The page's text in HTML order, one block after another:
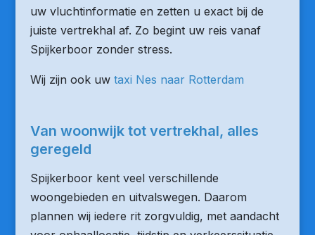
uw vluchtinformatie en zetten u exact bij de
juiste vertrekhal af. Zo begint uw reis vanaf
Spijkerboor zonder stress.
Wij zijn ook uw taxi Nes naar Rotterdam
Van woonwijk tot vertrekhal, alles
geregeld
Spijkerboor kent veel verschillende
woongebieden en uitvalswegen. Daarom
plannen wij iedere rit zorgvuldig, met aandacht